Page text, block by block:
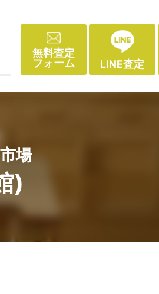
無料査定
フォーム
LINE査定
場
)